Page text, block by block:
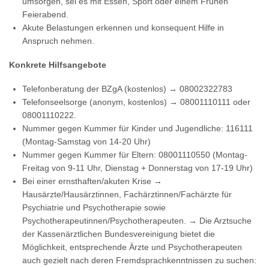
Feierabend.
Akute Belastungen erkennen und konsequent Hilfe in
Anspruch nehmen.
Konkrete Hilfsangebote
Telefonberatung der BZgA (kostenlos) → 08002322783
Telefonseelsorge (anonym, kostenlos) → 08001110111 oder
08001110222.
Nummer gegen Kummer für Kinder und Jugendliche: 116111
(Montag-Samstag von 14-20 Uhr)
Nummer gegen Kummer für Eltern: 08001110550 (Montag-
Freitag von 9-11 Uhr, Dienstag + Donnerstag von 17-19 Uhr)
Bei einer ernsthaften/akuten Krise →
Hausärzte/Hausärztinnen, Fachärztinnen/Fachärzte für
Psychiatrie und Psychotherapie sowie
Psychotherapeutinnen/Psychotherapeuten. → Die Arztsuche
der Kassenärztlichen Bundesvereinigung bietet die
Möglichkeit, entsprechende Ärzte und Psychotherapeuten
auch gezielt nach deren Fremdsprachkenntnissen zu suchen: